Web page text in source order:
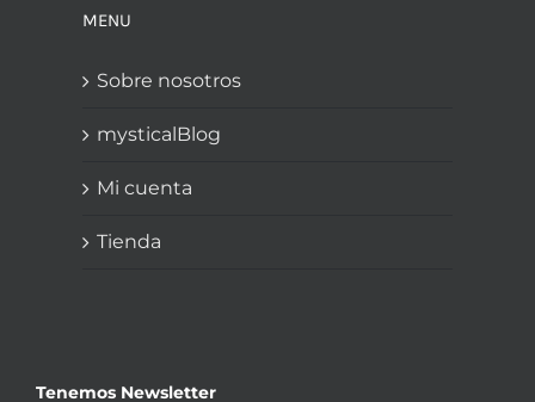
MENU
Sobre nosotros
mysticalBlog
Mi cuenta
Tienda
Tenemos Newsletter